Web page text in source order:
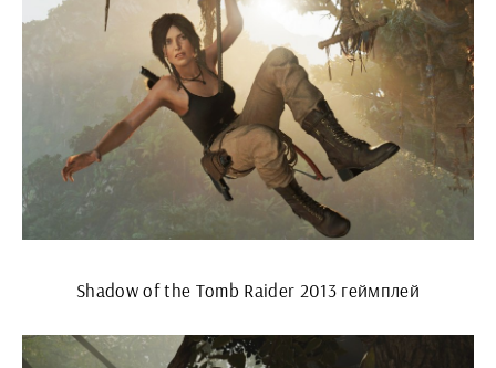
Shadow of the Tomb Raider 2013 геймплей